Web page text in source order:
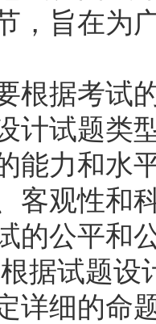
，旨在为
根据考试
计试题类
能力和水
客观性和
的公平和
据试题设
详细的命